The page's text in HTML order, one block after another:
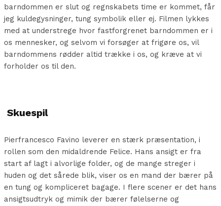
barndommen er slut og regnskabets time er kommet, får
jeg kuldegysninger, tung symbolik eller ej. Filmen lykkes
med at understrege hvor fastforgrenet barndommen er i
os mennesker, og selvom vi forsøger at frigøre os, vil
barndommens rødder altid trække i os, og kræve at vi
forholder os til den.
Skuespil
Pierfrancesco Favino leverer en stærk præsentation, i
rollen som den midaldrende Felice. Hans ansigt er fra
start af lagt i alvorlige folder, og de mange streger i
huden og det sårede blik, viser os en mand der bærer på
en tung og kompliceret bagage. I flere scener er det hans
ansigtsudtryk og mimik der bærer følelserne og